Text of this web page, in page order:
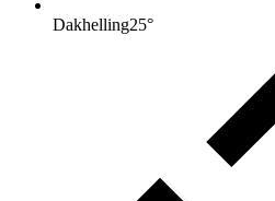
Dakhelling25°